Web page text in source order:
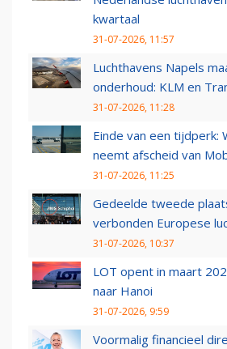
kwartaal
31-07-2026, 11:57
Luchthavens Napels
onderhoud: KLM en
31-07-2026, 11:28
Einde van een tijdperk:
neemt afscheid van
31-07-2026, 11:25
Gedeelde tweede
verbonden Europese
31-07-2026, 10:37
LOT opent in maart
naar Hanoi
31-07-2026, 9:59
Voormalig financieel